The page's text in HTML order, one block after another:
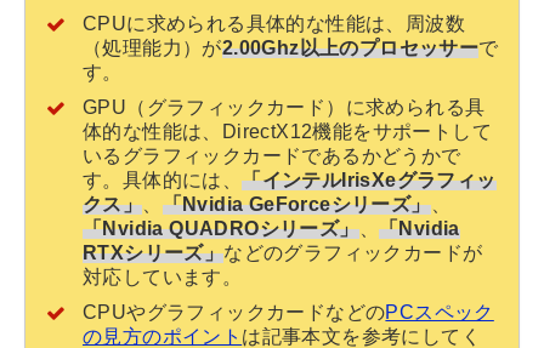
CPUに求められる具体的な性能は、周波数
（処理能力）が2.00Ghz以上のプロセッサーで
す。
GPU（グラフィックカード）に求められる具
体的な性能は、DirectX12機能をサポートして
いるグラフィックカードであるかどうかで
す。具体的には、「インテルIrisXeグラフィッ
クス」
「Nvidia GeForceシリーズ」、
「Nvidia QUADROシリーズ」、「Nvidia
RTXシリーズ」などのグラフィックカードが
対応しています。
CPUやグラフィックカードなどのPCスペック
の見方のポイント は記事本文を参考にしてく